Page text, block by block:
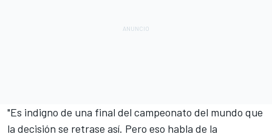
"Es indigno de una final del campeonato del mundo que
la decisión se retrase así. Pero eso habla de la